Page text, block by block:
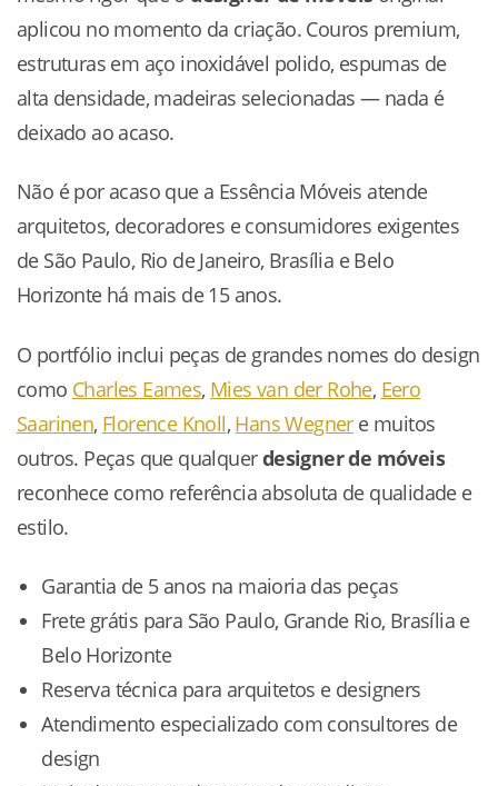
aplicou no momento da criação. Couros premium,
estruturas em aço inoxidável polido, espumas de
alta densidade, madeiras selecionadas — nada é
deixado ao acaso.
Não é por acaso que a Essência Móveis atende
arquitetos, decoradores e consumidores exigentes
de São Paulo, Rio de Janeiro, Brasília e Belo
Horizonte há mais de 15 anos.
O portfólio inclui peças de grandes nomes do design
como Charles Eames, Mies van der Rohe, Eero
Saarinen, Florence Knoll, Hans Wegnere muitos
outros. Peças que qualquerdesigner de móveis
reconhece como referência absoluta de qualidade e
estilo.
Garantia de 5 anos na maioria das peças
Frete grátis para São Paulo, Grande Rio, Brasília e
Belo Horizonte
Reserva técnica para arquitetos e designers
Atendimento especializado com consultores de
design